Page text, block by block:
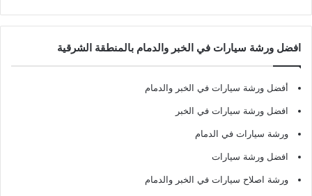
افضل ورشة سيارات في الخبر والدمام بالمنطقة الشرقية
أفضل ورشة سيارات في الخبر والدمام
افضل ورشة سيارات في الخبر
ورشة سيارات في الدمام
افضل ورشة سيارات
ورشة اصلاح سيارات في الخبر والدمام